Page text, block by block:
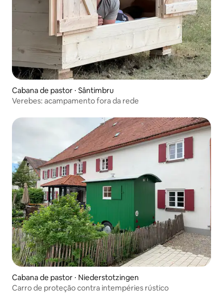
Cabana de pastor ⋅ Sântimbru
Verebes: acampamento fora da rede
Cabana de pastor ⋅ Niederstotzingen
Carro de proteção contra intempéries rústico